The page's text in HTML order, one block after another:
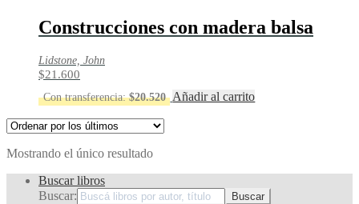
Construcciones con madera balsa
Lidstone, John
$21.600
Con transferencia:$20.520 Añadir al carrito
Mostrando el único resultado
Buscar libros
Buscar: